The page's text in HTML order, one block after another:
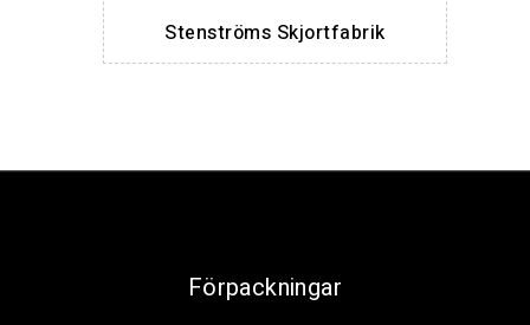
Stenströms Skjortfabrik
Förpackningar